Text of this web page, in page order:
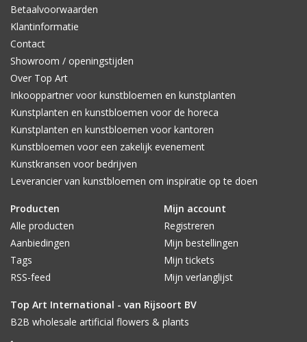
Betaalvoorwaarden
Klantinformatie
Contact
Showroom / openingstijden
Over Top Art
Inkooppartner voor kunstbloemen en kunstplanten
Kunstplanten en kunstbloemen voor de horeca
Kunstplanten en kunstbloemen voor kantoren
Kunstbloemen voor een zakelijk evenement
Kunstkransen voor bedrijven
Leverancier van kunstbloemen om inspiratie op te doen
Producten
Alle producten
Aanbiedingen
Tags
RSS-feed
Mijn account
Registreren
Mijn bestellingen
Mijn tickets
Mijn verlanglijst
Top Art International - van Rijsoort BV
B2B wholesale artificial flowers & plants